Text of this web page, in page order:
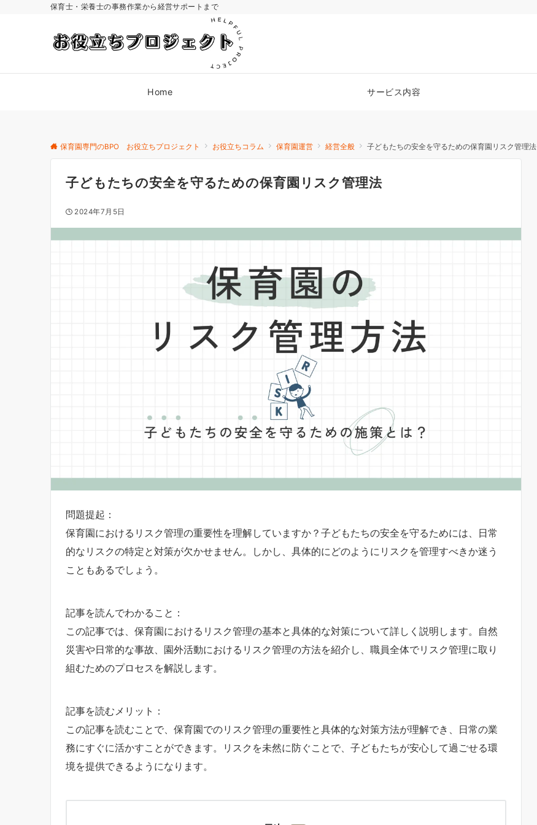
保育士・栄養士の事務作業から経営サポートまで
Home サービス内容
保育園専門のBPO お役立ちプロジェクト お役立ちコラム 保育園運営 経営全般 子どもたちの安全を守るための保育園リスク管理法
子どもたちの安全を守るための保育園リスク管理法
2024年7月5日
問題提起：
保育園におけるリスク管理の重要性を理解していますか？子どもたちの安全を守るためには、日常
的なリスクの特定と対策が欠かせません。しかし、具体的にどのようにリスクを管理すべきか迷う
こともあるでしょう。
記事を読んでわかること：
この記事では、保育園におけるリスク管理の基本と具体的な対策について詳しく説明します。自然
災害や日常的な事故、園外活動におけるリスク管理の方法を紹介し、職員全体でリスク管理に取り
組むためのプロセスを解説します。
記事を読むメリット：
この記事を読むことで、保育園でのリスク管理の重要性と具体的な対策方法が理解でき、日常の業
務にすぐに活かすことができます。リスクを未然に防ぐことで、子どもたちが安心して過ごせる環
境を提供できるようになります。